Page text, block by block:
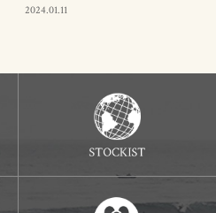
2024.01.11